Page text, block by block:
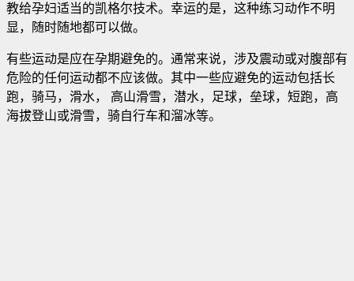
教给孕妇适当的凯格尔技术。幸运的是，这种练习动作不明
显，随时随地都可以做。
有些运动是应在孕期避免的。通常来说，涉及震动或对腹部有
危险的任何运动都不应该做。其中一些应避免的运动包括长
跑，骑马，滑水， 高山滑雪，潜水，足球，垒球，短跑，高
海拔登山或滑雪，骑自行车和溜冰等。